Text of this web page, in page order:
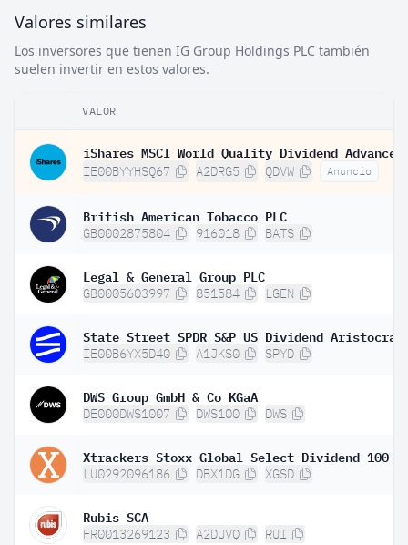
Valores similares
Los inversores que tienen IG Group Holdings PLC también
suelen invertir en estos valores.
VALOR
IE00BYYHSQ67 A2DRG5 QDVW Anuncio
British American Tobacco PLC
GB0002875804 916018 BATS
Legal & General Group PLC
GB0005603997 851584 LGEN
IE00B6YX5D40 A1JKS0 SPYD
DWS Group GmbH & Co KGaA
DE000DWS1007 DWS100 DWS
LU0292096186 DBX1DG XGSD
Rubis SCA
FR0013269123 A2DUVQ RUI